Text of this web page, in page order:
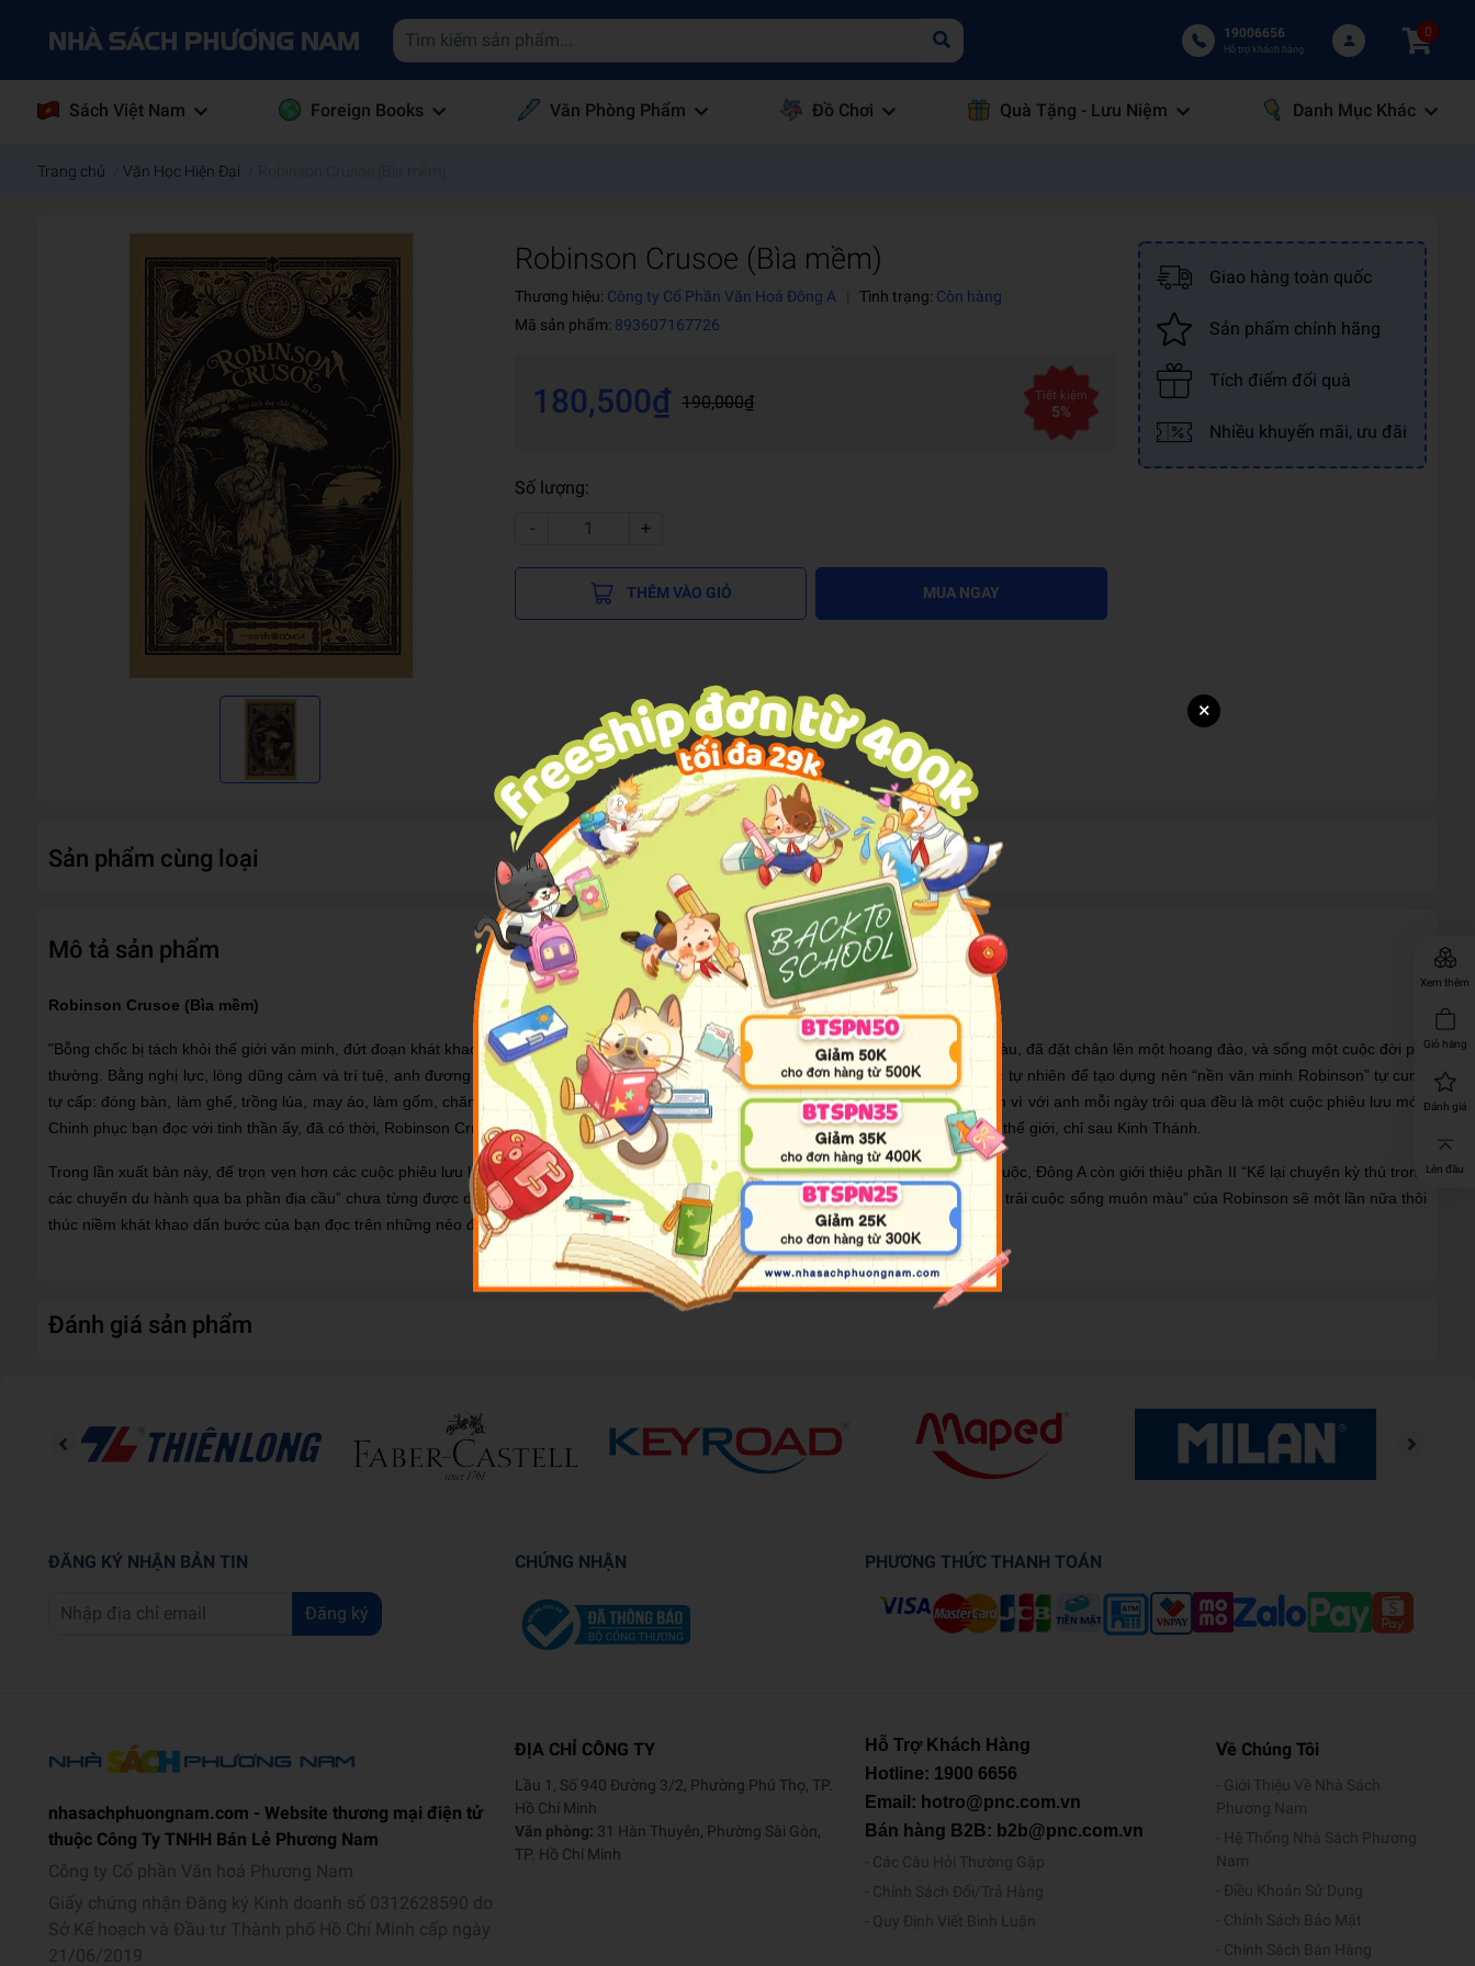
19006656
Hỗ trợ khách hàng
0
Sách Việt Nam Foreign Books Văn Phòng Phẩm Đồ Chơi Quà Tặng - Lưu Niệm Danh Mục Khác
Xem thêm
Giỏ hàng
Đánh giá
Lên đầu
Trang chủ Văn Học Hiện Đại
Robinson Crusoe (Bìa mềm)
Thương hiệu: Công ty Cổ Phần Văn Hoá Đông A Tình trạng: Còn hàng
Mã sản phẩm: 893607167726
180,500₫ 190,000₫ Tiết kiệm
5%
Số lượng:
-
+
THÊM VÀO GIỎ MUA NGAY
Giao hàng toàn quốc
Sản phẩm chính hãng
Tích điểm đổi quà
Nhiều khuyến mãi, ưu đãi
Sản phẩm cùng loại
Mô tả sản phẩm
Robinson Crusoe (Bìa mềm)
"Bỗng chốc bị tách khỏi thế giới văn minh, đứt đoạn khát khao phiêu lưu bốn bể, chàng thanh niên Robinson, nạn nhân của một vụ đắm tàu, đã đặt chân lên một hoang đảo, và sống một cuộc đời phi
thường. Bằng nghị lực, lòng dũng cảm và trí tuệ, anh đương đầu cùng thổ dân ăn thịt người, chiến đấu với hàng đàn thú dữ, chinh phục tự nhiên để tạo dựng nên “nền văn minh Robinson” tự cung
tự cấp: đóng bàn, làm ghế, trồng lúa, may áo, làm gốm, chăn dê… Robinson luôn sống lạc quan với niềm vui thú sáng tạo và trải nghiệm vì với anh mỗi ngày trôi qua đều là một cuộc phiêu lưu mới.
Chinh phục bạn đọc với tinh thần ấy, đã có thời, Robinson Crusoe xếp thứ hai trong các tác phẩm được dịch ra nhiều ngôn ngữ nhất trên thế giới, chỉ sau Kinh Thánh.
Trong lần xuất bản này, để trọn vẹn hơn các cuộc phiêu lưu hấp dẫn của Robinson, bên cạnh phần I “Trôi dạt nơi hoang đảo” đã quen thuộc, Đông A còn giới thiệu phần II “Kể lại chuyện kỳ thú trong
các chuyến du hành qua ba phần địa cầu” chưa từng được dịch và xuất bản tại Việt Nam. Mong rằng, “bảy mươi hai năm phiêu lưu, nếm trải cuộc sống muôn màu” của Robinson sẽ một lần nữa thôi
thúc niềm khát khao dấn bước của bạn đọc trên những nẻo đường của riêng mình."
Đánh giá sản phẩm
ĐĂNG KÝ NHẬN BẢN TIN
Đăng ký
CHỨNG NHẬN PHƯƠNG THỨC THANH TOÁN
nhasachphuongnam.com - Website thương mại điện tử
thuộc Công Ty TNHH Bán Lẻ Phương Nam
Công ty Cổ phần Văn hoá Phương Nam
Giấy chứng nhận Đăng ký Kinh doanh số 0312628590 do
Sở Kế hoạch và Đầu tư Thành phố Hồ Chí Minh cấp ngày
21/06/2019
ĐỊA CHỈ CÔNG TY
Lầu 1, Số 940 Đường 3/2, Phường Phú Thọ, TP.
Hồ Chí Minh
Văn phòng: 31 Hàn Thuyên, Phường Sài Gòn,
TP. Hồ Chí Minh
Hỗ Trợ Khách Hàng
Hotline: 1900 6656
Email: hotro@pnc.com.vn
Bán hàng B2B: b2b@pnc.com.vn
Các Câu Hỏi Thường Gặp
Chính Sách Đổi/Trả Hàng
Quy Định Viết Bình Luận
Về Chúng Tôi
Giới Thiệu Về Nhà Sách
Phương Nam
Hệ Thống Nhà Sách Phương
Nam
Điều Khoản Sử Dụng
Chính Sách Bảo Mật
Chính Sách Bán Hàng
×